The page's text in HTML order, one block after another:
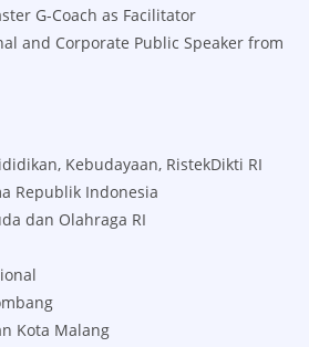
G-Coach as Facilitator
and Corporate Public Speaker from
Kebudayaan, RistekDikti RI
Republik Indonesia
dan Olahraga RI
Kota Malang